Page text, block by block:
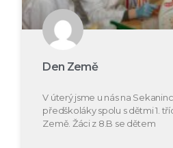
Den Země
V úterý jsme u nás na
předškoláky spolu s dětmi 1.
Země. Žáci z 8.B se dětem